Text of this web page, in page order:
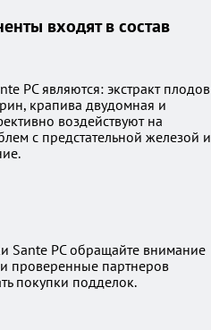
входят в состав
PC являются: экстракт плодов
крапива двудомная и
воздействуют на
с предстательной железой и
Sante PC обращайте внимание
проверенные партнеров
покупки подделок.